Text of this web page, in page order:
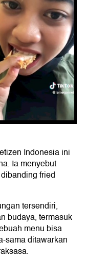
Indonesia ini
Ia menyebut
fried
tersendiri,
budaya, termasuk
menu bisa
sama ditawarkan